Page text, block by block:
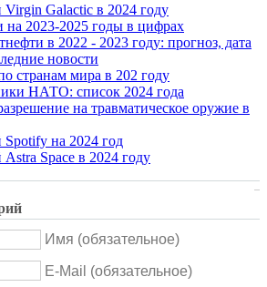
Galactic в 2024 году
на 2023-2025 годы в цифрах
в 2022 - 2023 году: прогноз, дата
новости
странам мира в 202 году
НАТО: список 2024 года
на травматическое оружие в
на 2024 год
Space в 2024 году
Имя (обязательное)
E-Mail (обязательное)